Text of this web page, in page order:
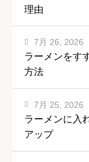
理由
ラーメンをす
方法
7月 26, 2026
ラーメンに入
アップ
7月 25, 2026